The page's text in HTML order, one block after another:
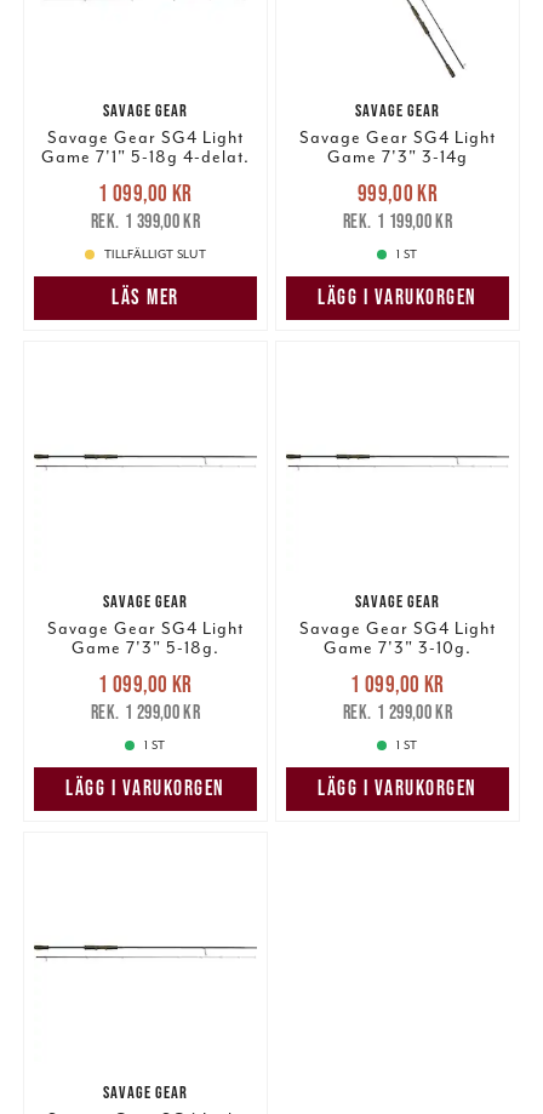
SAVAGE GEAR
Savage Gear SG4 Light
Game 7'1" 5-18g 4-delat.
Nuvarande pris
1 099,00 krTidigare pris
1 399,00 kr
1 099,00 kr
1 399,00 kr
TILLFÄLLIGT SLUT
LÄS MER
SAVAGE GEAR
Savage Gear SG4 Light
Game 7'3" 3-14g
Nuvarande pris
999,00 krTidigare pris
1 199,00 kr
999,00 kr
1 199,00 kr
1 ST
LÄGG I VARUKORGEN
SAVAGE GEAR
Savage Gear SG4 Light
Game 7'3" 5-18g.
Nuvarande pris
1 099,00 krTidigare pris
1 299,00 kr
1 099,00 kr
1 299,00 kr
1 ST
LÄGG I VARUKORGEN
SAVAGE GEAR
Savage Gear SG4 Light
Game 7'3" 3-10g.
Nuvarande pris
1 099,00 krTidigare pris
1 299,00 kr
1 099,00 kr
1 299,00 kr
1 ST
LÄGG I VARUKORGEN
SAVAGE GEAR